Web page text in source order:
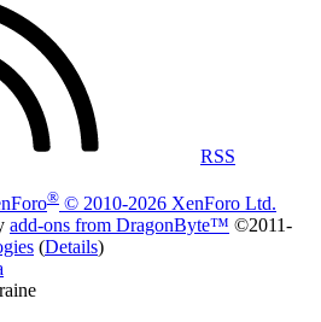
RSS
® © 2010-2026 XenForo Ltd.
add-ons from DragonByte™ ©2011-
(Details)